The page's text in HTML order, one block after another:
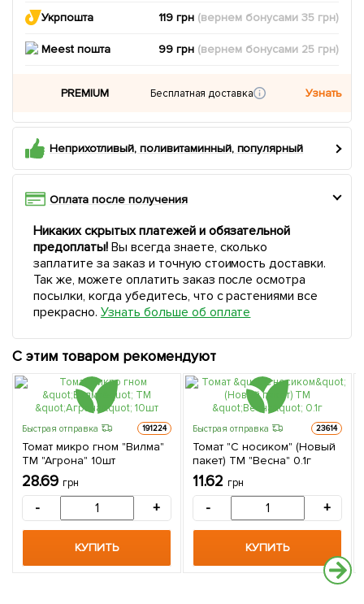
Укрпошта 119 грн (вернем бонусами35 грн)
Meest пошта 99 грн (вернем бонусами 25 грн)
PREMIUM Бесплатная доставка Узнать
Неприхотливый, поливитаминный, популярный
Оплата после получения
Никаких скрытых платежей и обязательной
предоплаты!Вы всегда знаете, сколько
заплатите за заказ и точную стоимость доставки.
Так же, можете оплатить заказ после осмотра
посылки, когда убедитесь, что с растениями все
прекрасно. Узнать больше об оплате
С этим товаром рекомендуют
Быстрая отправка 191224
Томат микро гном "Вилма"
ТМ "Агрона" 10шт
28.69 грн
- +
КУПИТЬ
Быстрая отправка 23614
Томат "С носиком" (Новый
пакет) ТМ "Весна" 0.1г
11.62 грн
- +
КУПИТЬ